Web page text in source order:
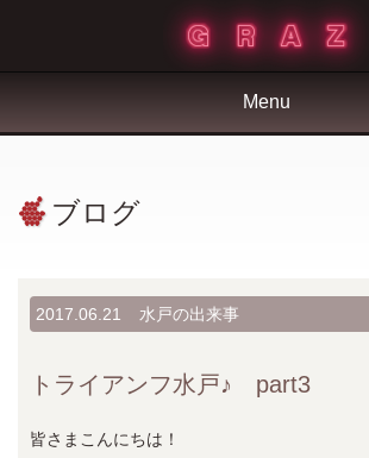
Menu
ブログ
2017.06.21 水戸の出来事
トライアンフ水戸♪ part3
皆さまこんにちは！